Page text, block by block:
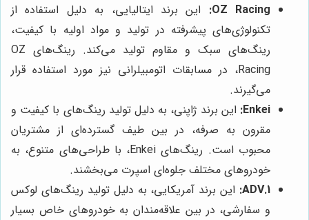
OZ Racing:
این برند ایتالیایی، به دلیل استفاده از
تکنولوژی‌های پیشرفته در تولید و مواد اولیه با کیفیت،
رینگ‌های سبک و مقاوم تولید می‌کند. رینگ‌های OZ
Racing، در مسابقات اتومبیلرانی نیز مورد استفاده قرار
می‌گیرند.
Enkei: این برند ژاپنی، به دلیل تولید رینگ‌های با کیفیت و
مقرون به صرفه، در بین طیف گسترده‌ای از مشتریان
محبوب است. رینگ‌های Enkei، با طراحی‌های متنوع، به
خودروهای مختلف جلوه‌ای اسپرت می‌بخشند.
ADV.1: این برند آمریکایی، به دلیل تولید رینگ‌های لوکس
و سفارشی، در بین علاقه‌مندان به خودروهای خاص بسیار